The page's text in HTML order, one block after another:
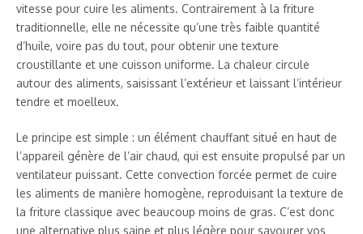
vitesse pour cuire les aliments. Contrairement à la friture
traditionnelle, elle ne nécessite qu’une très faible quantité
d’huile, voire pas du tout, pour obtenir une texture
croustillante et une cuisson uniforme. La chaleur circule
autour des aliments, saisissant l’extérieur et laissant l’intérieur
tendre et moelleux.
Le principe est simple : un élément chauffant situé en haut de
l’appareil génère de l’air chaud, qui est ensuite propulsé par un
ventilateur puissant. Cette convection forcée permet de cuire
les aliments de manière homogène, reproduisant la texture de
la friture classique avec beaucoup moins de gras. C’est donc
une alternative plus saine et plus légère pour savourer vos